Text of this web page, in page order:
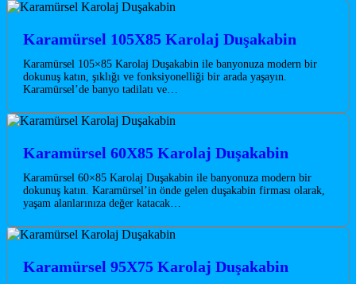
Karamürsel 105X85 Karolaj Duşakabin
Karamürsel 105×85 Karolaj Duşakabin ile banyonuza modern bir
dokunuş katın, şıklığı ve fonksiyonelliği bir arada yaşayın.
Karamürsel’de banyo tadilatı ve…
Karamürsel 60X85 Karolaj Duşakabin
Karamürsel 60×85 Karolaj Duşakabin ile banyonuza modern bir
dokunuş katın. Karamürsel’in önde gelen duşakabin firması olarak,
yaşam alanlarınıza değer katacak…
Karamürsel 95X75 Karolaj Duşakabin